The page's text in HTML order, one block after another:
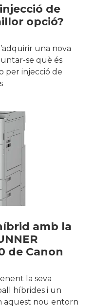
de
opció?
una nova
se què és
per injecció de
amb la
de Canon
la seva
híbrides i un
aquest nou entorn